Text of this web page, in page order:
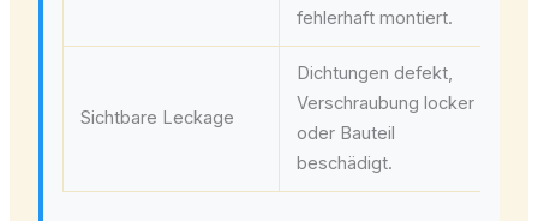
fehlerhaft montiert.
Sichtbare Leckage
Dichtungen defekt,
Verschraubung locker
oder Bauteil
beschädigt.